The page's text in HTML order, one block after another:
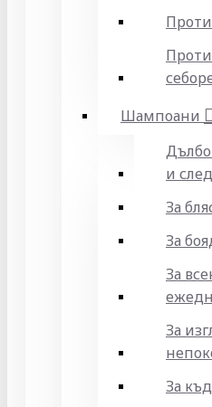
Шампоани
и
За
За
За
За
За